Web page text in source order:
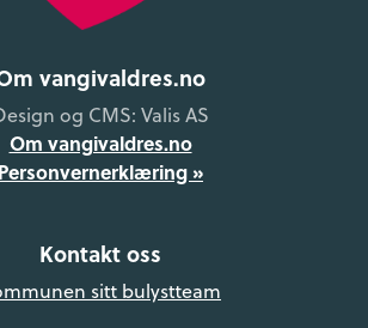
vangivaldres.no
og CMS: Valis AS
Om vangivaldres.no
Personvernerklæring »
Kontakt oss
sitt bulystteam